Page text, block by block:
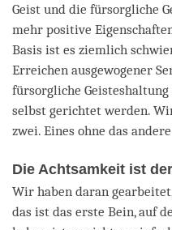
Geist und die fürsorgliche
mehr positive
Basis ist es ziemlich
Erreichen ausgewogener
fürsorgliche
selbst gerichtet werden.
zwei. Eines ohne das
Die Achtsamkeit ist
Wir haben daran
das ist das erste Bein, auf